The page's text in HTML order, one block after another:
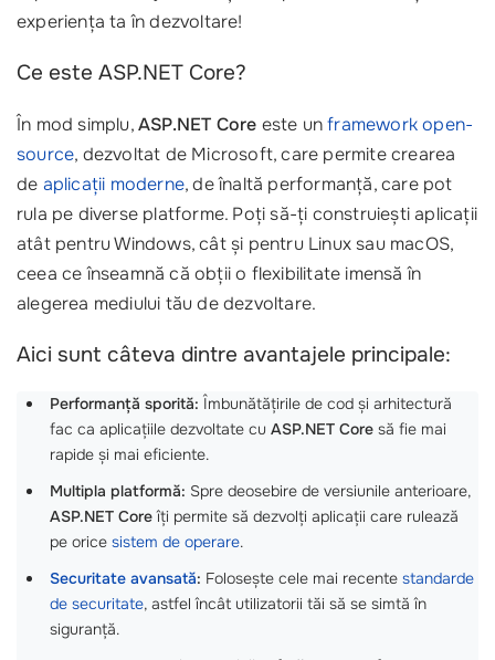
experiența ta în dezvoltare!
Ce este ASP.NET Core?
În mod simplu,ASP.NET Core este unframework open-
source, dezvoltat de Microsoft, care permite crearea
de aplicații moderne, de înaltă performanță, care pot
rula pe diverse platforme. Poți să-ți construiești aplicații
atât pentru Windows, cât și pentru Linux sau macOS,
ceea ce înseamnă că obții o flexibilitate imensă în
alegerea mediului tău de dezvoltare.
Aici sunt câteva dintre avantajele principale:
Performanță sporită: Îmbunătățirile de cod și arhitectură
fac ca aplicațiile dezvoltate cu ASP.NET Core să fie mai
rapide și mai eficiente.
Multipla platformă: Spre deosebire de versiunile anterioare,
ASP.NET Coreîți permite să dezvolți aplicații care rulează
pe orice sistem de operare.
Securitate avansată: Folosește cele mai recente standarde
de securitate, astfel încât utilizatorii tăi să se simtă în
siguranță.